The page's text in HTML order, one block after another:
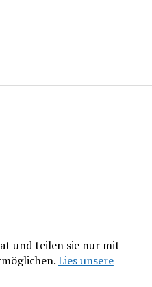
und teilen sie nur mit
Lies unsere